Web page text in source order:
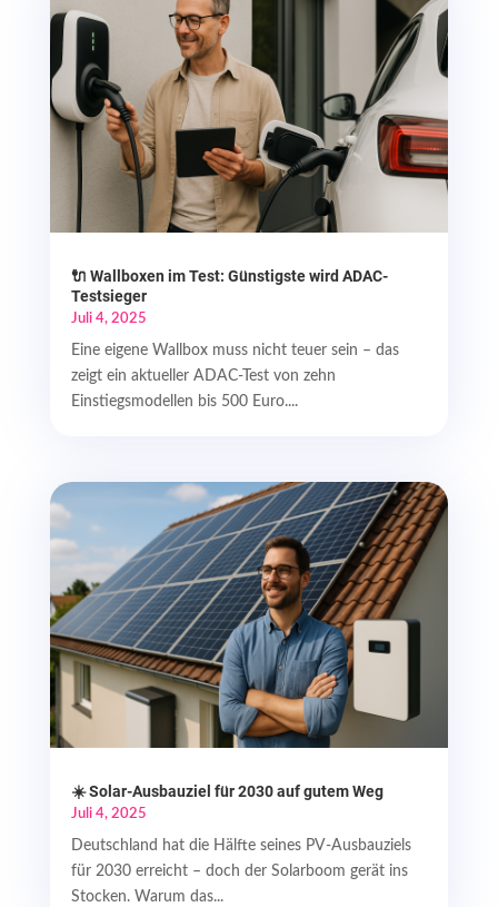
🔌 Wallboxen im Test: Günstigste wird ADAC-
Testsieger
Juli 4, 2025
Eine eigene Wallbox muss nicht teuer sein – das
zeigt ein aktueller ADAC-Test von zehn
Einstiegsmodellen bis 500 Euro....
☀️ Solar-Ausbauziel für 2030 auf gutem Weg
Juli 4, 2025
Deutschland hat die Hälfte seines PV-Ausbauziels
für 2030 erreicht – doch der Solarboom gerät ins
Stocken. Warum das...